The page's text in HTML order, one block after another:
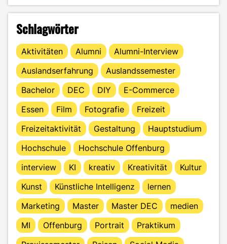
Schlagwörter
Aktivitäten Alumni
Alumni-Interview
Auslandserfahrung
Auslandssemester
Bachelor
DEC DIY
E-Commerce
Essen
Film Fotografie
Freizeit
Freizeitaktivität
Gestaltung
Hauptstudium
Hochschule
Hochschule Offenburg
interview
KI kreativ Kreativität
Kultur
Kunst
Künstliche Intelligenz
lernen
Marketing
Master Master DEC
medien
MI
Offenburg Portrait
Praktikum